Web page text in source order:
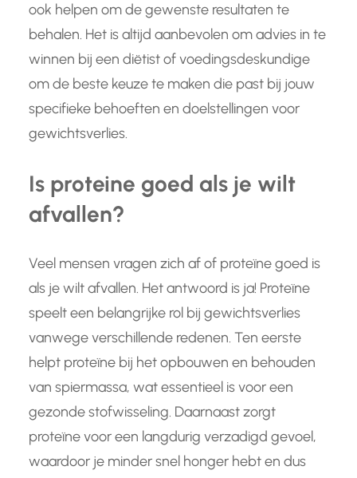
ook helpen om de gewenste resultaten te
behalen. Het is altijd aanbevolen om advies in te
winnen bij een diëtist of voedingsdeskundige
om de beste keuze te maken die past bij jouw
specifieke behoeften en doelstellingen voor
gewichtsverlies.
Is proteine goed als je wilt
afvallen?
Veel mensen vragen zich af of proteïne goed is
als je wilt afvallen. Het antwoord is ja! Proteïne
speelt een belangrijke rol bij gewichtsverlies
vanwege verschillende redenen. Ten eerste
helpt proteïne bij het opbouwen en behouden
van spiermassa, wat essentieel is voor een
gezonde stofwisseling. Daarnaast zorgt
proteïne voor een langdurig verzadigd gevoel,
waardoor je minder snel honger hebt en dus